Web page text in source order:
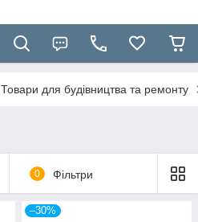
Товари для будівництва та ремонту
0 Фільтри
–30%